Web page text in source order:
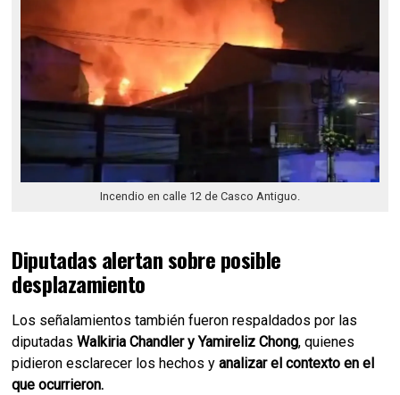
Incendio en calle 12 de Casco Antiguo.
Diputadas alertan sobre posible
desplazamiento
Los señalamientos también fueron respaldados por las
diputadasWalkiria Chandler y Yamireliz Chong, quienes
pidieron esclarecer los hechos yanalizar el contexto en el
que ocurrieron.